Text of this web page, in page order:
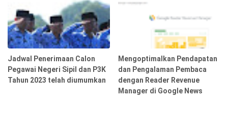
Jadwal Penerimaan Calon
Pegawai Negeri Sipil dan P3K
Tahun 2023 telah diumumkan
Mengoptimalkan Pendapatan
dan Pengalaman Pembaca
dengan Reader Revenue
Manager di Google News